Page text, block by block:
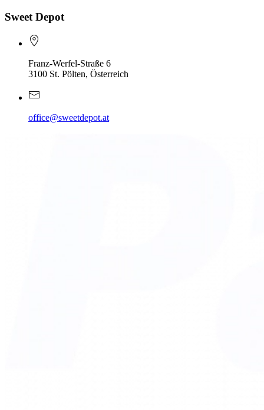
Sweet Depot
Franz-Werfel-Straße 6
3100 St. Pölten, Österreich
office@sweetdepot.at